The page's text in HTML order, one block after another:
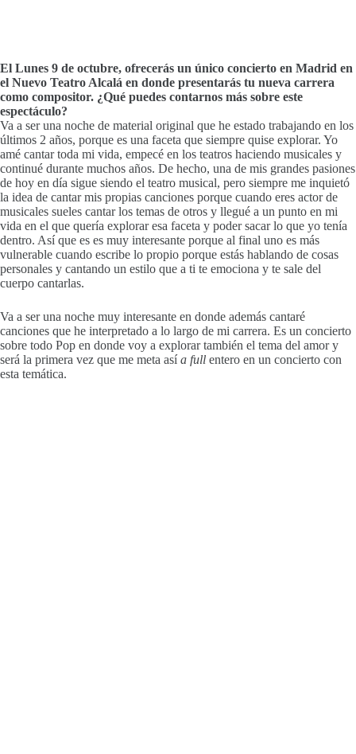
El Lunes 9 de octubre, ofrecerás un único concierto en Madrid en
el Nuevo Teatro Alcalá en donde presentarás tu nueva carrera
como compositor. ¿Qué puedes contarnos más sobre este
espectáculo?
Va a ser una noche de material original que he estado trabajando en los
últimos 2 años, porque es una faceta que siempre quise explorar. Yo
amé cantar toda mi vida, empecé en los teatros haciendo musicales y
continué durante muchos años. De hecho, una de mis grandes pasiones
de hoy en día sigue siendo el teatro musical, pero siempre me inquietó
la idea de cantar mis propias canciones porque cuando eres actor de
musicales sueles cantar los temas de otros y llegué a un punto en mi
vida en el que quería explorar esa faceta y poder sacar lo que yo tenía
dentro. Así que es es muy interesante porque al final uno es más
vulnerable cuando escribe lo propio porque estás hablando de cosas
personales y cantando un estilo que a ti te emociona y te sale del
cuerpo cantarlas.
Va a ser una noche muy interesante en donde además cantaré
canciones que he interpretado a lo largo de mi carrera. Es un concierto
sobre todo Pop en donde voy a explorar también el tema del amor y
será la primera vez que me meta asía full entero en un concierto con
esta temática.